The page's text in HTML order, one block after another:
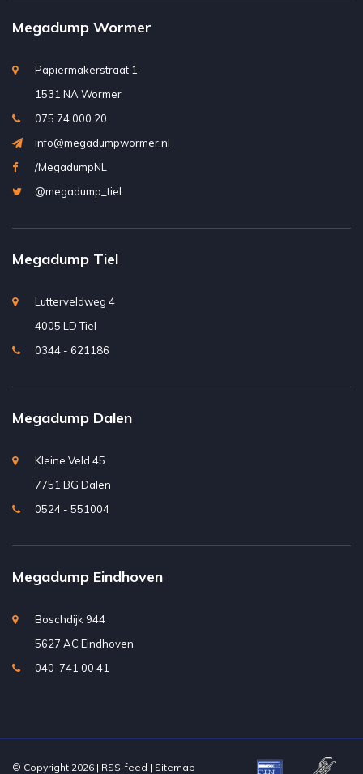
Megadump Wormer
Papiermakerstraat 1
1531 NA Wormer
075 74 000 20
info@megadumpwormer.nl
/MegadumpNL
@megadump_tiel
Megadump Tiel
Lutterveldweg 4
4005 LD Tiel
0344 - 621186
Megadump Dalen
Kleine Veld 45
7751 BG Dalen
0524 - 551004
Megadump Eindhoven
Boschdijk 944
5627 AC Eindhoven
040-741 00 41
© Copyright 2026 | RSS-feed | Sitemap